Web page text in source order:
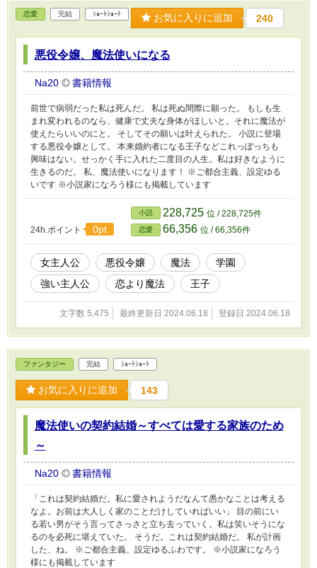
恋愛 完結 ｼｮｰﾄｼｮｰﾄ お気に入りに追加 240
悪役令嬢、魔法使いになる
Na20 書籍情報
前世で病弱だった私は死んだ。 私は死ぬ間際に願った。 もしも生
まれ変われるのなら、健康で丈夫な身体がほしいと。それに魔法が
使えたらいいのにと。 そしてその願いは叶えられた。 小説に登場
する悪役令嬢として。 本来婚約者になる王子などこれっぽっちも
興味はない。せっかく手に入れた二度目の人生。私は好きなように
生きるのだ。 私、魔法使いになります！ ※ご都合主義、設定ゆる
いです ※小説家になろう様にも掲載しています
24h.ポイント 0pt
小説 228,725 位 / 228,725件
恋愛 66,356 位 / 66,356件
女主人公 悪役令嬢 魔法
学園
強い主人公
恋より魔法 王子
文字数 5,475 最終更新日 2024.06.18 登録日 2024.06.18
ファンタジー 完結 ｼｮｰﾄｼｮｰﾄ
お気に入りに追加 143
魔法使いの契約結婚～すべては愛する家族のため
～
Na20 書籍情報
「これは契約結婚だ。私に愛されようだなんて愚かなことは考える
なよ。お前は大人しく家のことだけしていればいい」 目の前にい
る若い男がそう言ってさっさと立ち去っていく。私は笑いそうにな
るのを必死に堪えていた。 そうだ。これは契約結婚だ。 私が計画
した、ね。 ※ご都合主義、設定ゆるふわです。 ※小説家になろう
様にも掲載しています